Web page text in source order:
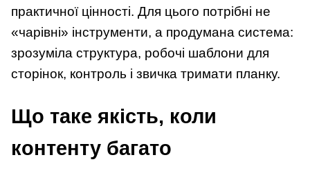
практичної цінності. Для цього потрібні не
«чарівні» інструменти, а продумана система:
зрозуміла структура, робочі шаблони для
сторінок, контроль і звичка тримати планку.
Що таке якість, коли
контенту багато